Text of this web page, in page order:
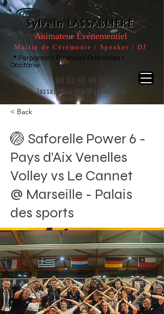
Sylvain LASSABLIERE
Animateur Événementiel
Maitre de Cérémonie / Speaker / DJ
06 52 43 90 03
lassabliere.pro@gmail.com
📍 Perpignan • Pyrénées-Orientales •
Occitanie
< Back
🏐 Saforelle Power 6 -
Pays d'Aix Venelles
Volley vs Le Cannet
@ Marseille - Palais
des sports